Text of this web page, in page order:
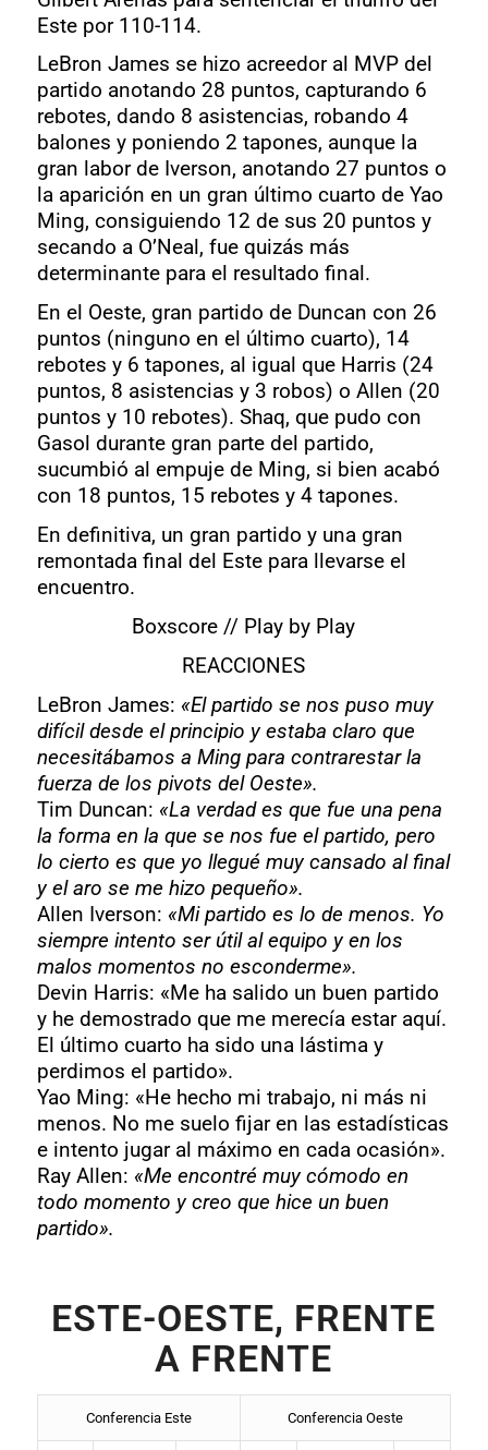
Este por 110-114.
LeBron James se hizo acreedor al MVP del
partido anotando 28 puntos, capturando 6
rebotes, dando 8 asistencias, robando 4
balones y poniendo 2 tapones, aunque la
gran labor de Iverson, anotando 27 puntos o
la aparición en un gran último cuarto de Yao
Ming, consiguiendo 12 de sus 20 puntos y
secando a O’Neal, fue quizás más
determinante para el resultado final.
En el Oeste, gran partido de Duncan con 26
puntos (ninguno en el último cuarto), 14
rebotes y 6 tapones, al igual que Harris (24
puntos, 8 asistencias y 3 robos) o Allen (20
puntos y 10 rebotes). Shaq, que pudo con
Gasol durante gran parte del partido,
sucumbió al empuje de Ming, si bien acabó
con 18 puntos, 15 rebotes y 4 tapones.
En definitiva, un gran partido y una gran
remontada final del Este para llevarse el
encuentro.
Boxscore // Play by Play
REACCIONES
LeBron James: «El partido se nos puso muy
difícil desde el principio y estaba claro que
necesitábamos a Ming para contrarestar la
fuerza de los pivots del Oeste».
Tim Duncan: «La verdad es que fue una pena
la forma en la que se nos fue el partido, pero
lo cierto es que yo llegué muy cansado al final
y el aro se me hizo pequeño».
Allen Iverson: «Mi partido es lo de menos. Yo
siempre intento ser útil al equipo y en los
malos momentos no esconderme».
Devin Harris: «Me ha salido un buen partido
y he demostrado que me merecía estar aquí.
El último cuarto ha sido una lástima y
perdimos el partido».
Yao Ming: «He hecho mi trabajo, ni más ni
menos. No me suelo fijar en las estadísticas
e intento jugar al máximo en cada ocasión».
Ray Allen: «Me encontré muy cómodo en
todo momento y creo que hice un buen
partido».
ESTE-OESTE, FRENTE
A FRENTE
Conferencia Este Conferencia Oeste